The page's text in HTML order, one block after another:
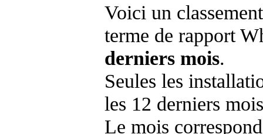
Voici un
terme de rapport
derniers mois.
Seules les
les 12 derniers
Le mois